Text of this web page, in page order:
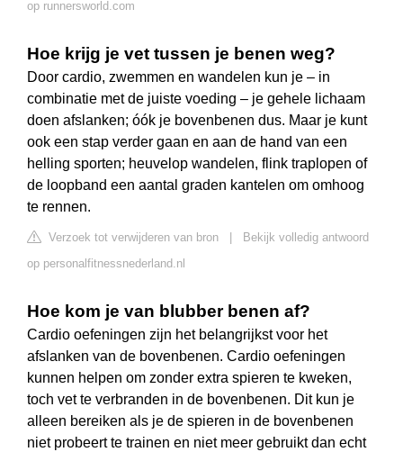
op runnersworld.com
Hoe krijg je vet tussen je benen weg?
Door cardio, zwemmen en wandelen kun je – in
combinatie met de juiste voeding – je gehele lichaam
doen afslanken; óók je bovenbenen dus. Maar je kunt
ook een stap verder gaan en aan de hand van een
helling sporten; heuvelop wandelen, flink traplopen of
de loopband een aantal graden kantelen om omhoog
te rennen.
Verzoek tot verwijderen van bron
Bekijk volledig antwoord
op personalfitnessnederland.nl
Hoe kom je van blubber benen af?
Cardio oefeningen zijn het belangrijkst voor het
afslanken van de bovenbenen. Cardio oefeningen
kunnen helpen om zonder extra spieren te kweken,
toch vet te verbranden in de bovenbenen. Dit kun je
alleen bereiken als je de spieren in de bovenbenen
niet probeert te trainen en niet meer gebruikt dan echt